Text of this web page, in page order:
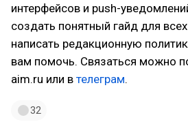
интерфейсов и push-
создать понятный гайд для
написать редакционную
вам помочь. Связаться можно
aim.ru или в телеграм.
32